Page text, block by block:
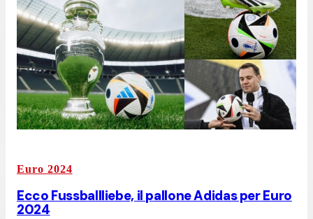
Euro 2024
Ecco Fussballliebe, il pallone Adidas per Euro
2024